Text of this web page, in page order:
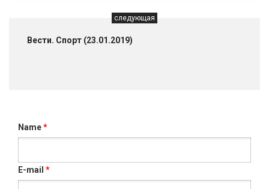
следующая
Вести. Спорт (23.01.2019)
Name*
E-mail *